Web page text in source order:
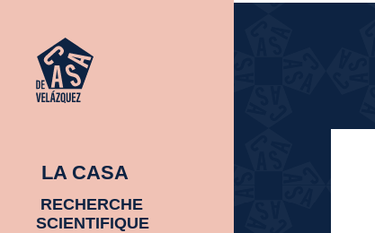
LA CASA
RECHERCHE
SCIENTIFIQUE